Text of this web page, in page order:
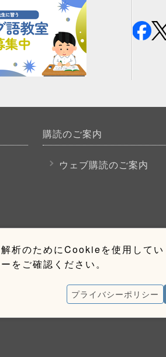
析のためにCookieを使用して
をご確認ください。
プライバシーポリシー
購読のご案内
ウェブ購読のご案内